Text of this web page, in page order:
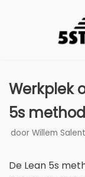
Werkplek
5s
door Willem
De Lean 5s